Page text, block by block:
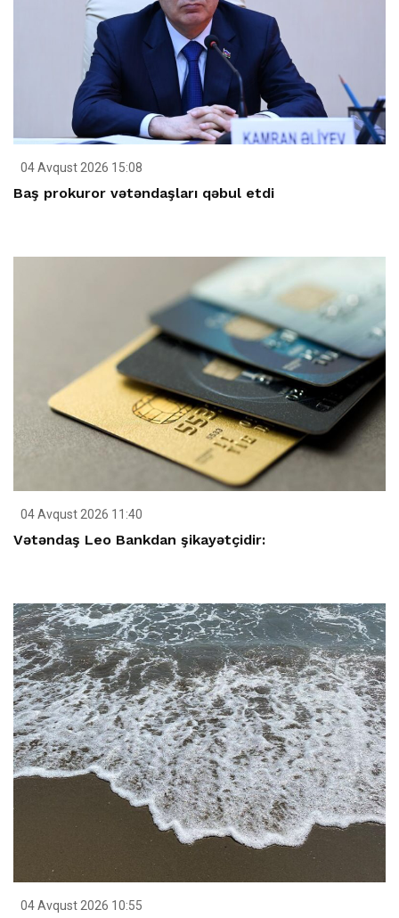
04 Avqust 2026 15:08
Baş prokuror vətəndaşları qəbul etdi
04 Avqust 2026 11:40
Vətəndaş Leo Bankdan şikayətçidir:
04 Avqust 2026 10:55